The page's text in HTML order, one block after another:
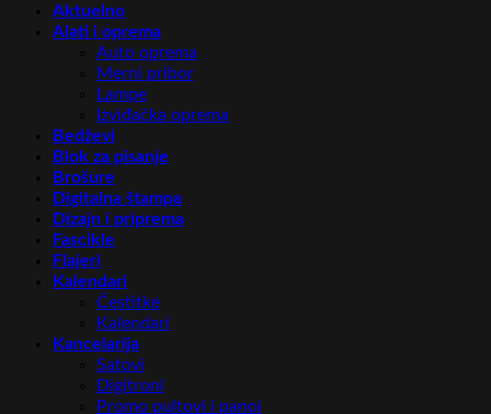
Aktuelno
Alati i oprema
Auto oprema
Merni pribor
Lampe
Izviđačka oprema
Bedževi
Blok za pisanje
Brošure
Digitalna štampa
Dizajn i priprema
Fascikle
Flajeri
Kalendari
Čestitke
Kalendari
Kancelarija
Satovi
Digitroni
Promo pultovi i panoi